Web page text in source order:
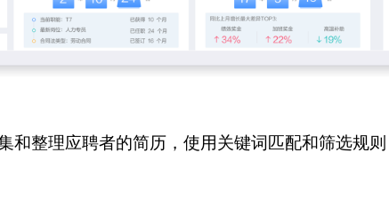
和整理应聘者的简历，使用关键词匹配和筛选规则